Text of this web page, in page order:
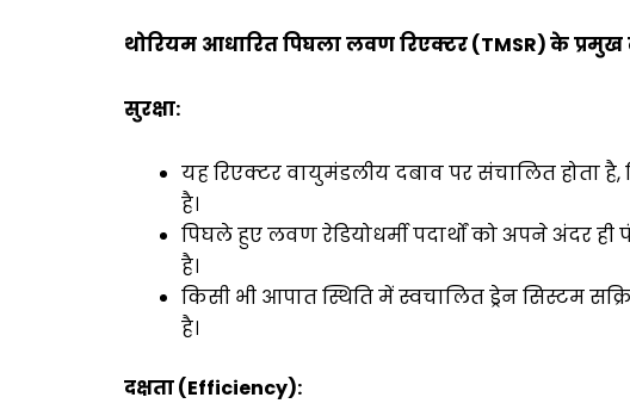
थोरियम आधारितपिघलालवणरिएक्टर(TMSR)केप्रमुख
सुरक्षा:
यह रिएक्टर वायुमंडलीय दबाव पर संचालित होता
है।
पिघले हुए लवण रेडियोधर्मी पदार्थों को अपने अंदर
है।
किसी भी आपात स्थिति में स्वचालित ड्रेन सिस्टम
है।
दक्षता(Efficiency):